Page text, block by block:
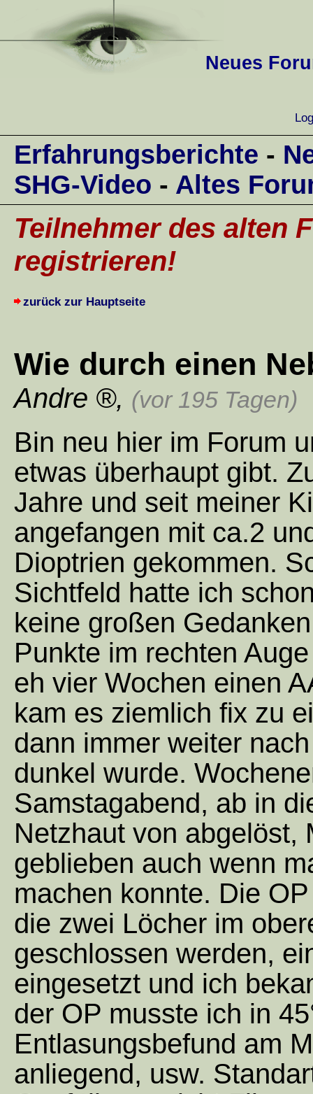
Neues
Erfahrungsberichte -
SHG-Video - Altes
Teilnehmer des alten
registrieren!
zurück zur Hauptseite
Wie durch einen
Andre , (vor 195 Tagen)
Bin neu hier im Forum
etwas überhaupt gibt.
Jahre und seit meiner
angefangen mit ca.2
Dioptrien gekommen.
Sichtfeld hatte ich
keine großen
Punkte im rechten
eh vier Wochen einen
kam es ziemlich fix zu
dann immer weiter
dunkel wurde.
Samstagabend, ab in
Netzhaut von abgelöst,
geblieben auch wenn
machen konnte. Die
die zwei Löcher im
geschlossen werden,
eingesetzt und ich
der OP musste ich in
Entlasungsbefund am
anliegend, usw.